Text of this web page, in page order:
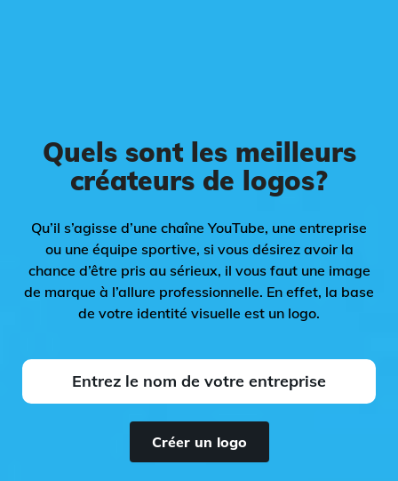
Quels sont les meilleurs
créateurs de logos?
Qu’il s’agisse d’une chaîne YouTube, une entreprise
ou une équipe sportive, si vous désirez avoir la
chance d’être pris au sérieux, il vous faut une image
de marque à l’allure professionnelle. En effet, la base
de votre identité visuelle est un logo.
Créer un logo